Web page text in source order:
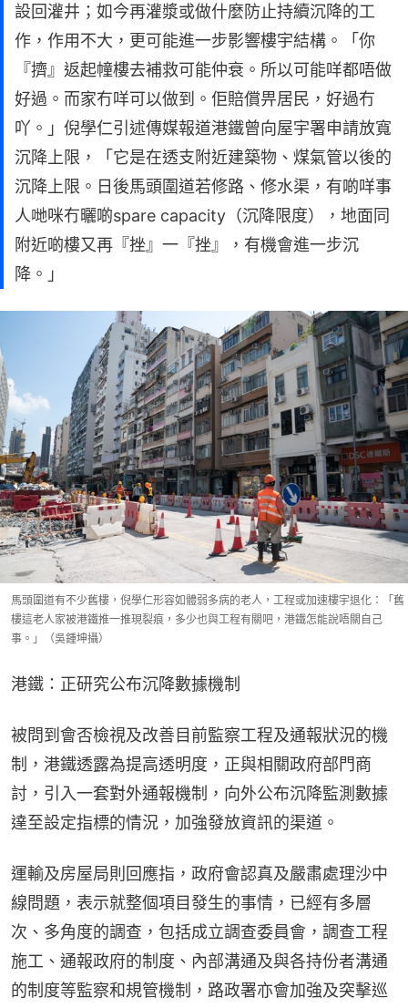
設回灌井；如今再灌漿或做什麼防止持續沉降的工
作，作用不大，更可能進一步影響樓宇結構。「你
『擠』返起幢樓去補救可能仲衰。所以可能咩都唔做
好過。而家冇咩可以做到。佢賠償畀居民，好過冇
吖。」倪學仁引述傳媒報道港鐵曾向屋宇署申請放寬
沉降上限，「它是在透支附近建築物、煤氣管以後的
沉降上限。日後馬頭圍道若修路、修水渠，有啲咩事
人哋咪冇曬啲spare capacity（沉降限度），地面同
附近啲樓又再『挫』一『挫』，有機會進一步沉
降。」
馬頭圍道有不少舊樓，倪學仁形容如體弱多病的老人，工程或加速樓宇退化：「舊
樓這老人家被港鐵推一推現裂痕，多少也與工程有關吧，港鐵怎能說唔關自己
事。」（吳鍾坤攝）
港鐵：正研究公布沉降數據機制
被問到會否檢視及改善目前監察工程及通報狀況的機
制，港鐵透露為提高透明度，正與相關政府部門商
討，引入一套對外通報機制，向外公布沉降監測數據
達至設定指標的情況，加強發放資訊的渠道。
運輸及房屋局則回應指，政府會認真及嚴肅處理沙中
線問題，表示就整個項目發生的事情，已經有多層
次、多角度的調查，包括成立調查委員會，調查工程
施工、通報政府的制度、內部溝通及與各持份者溝通
的制度等監察和規管機制，路政署亦會加強及突擊巡